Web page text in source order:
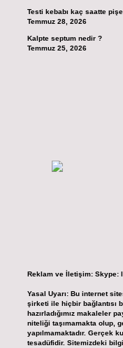
Testi kebabı kaç saatte
Temmuz 28, 2026
Kalpte septum nedir ?
Temmuz 25, 2026
Reklam ve İletişim: Skype:
Yasal Uyarı: Bu internet
şirketi ile hiçbir bağlantısı
hazırladığımız makaleler
niteliği taşımamakta olup,
yapılmamaktadır. Gerçek
tesadüfidir. Sitemizdeki